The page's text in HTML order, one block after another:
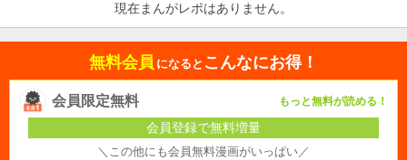
現在まんがレポはありません。
無料会員 になると こんなにお得！
会員限定無料 もっと無料が読める！
会員登録で無料増量
＼この他にも会員無料漫画がいっぱい／